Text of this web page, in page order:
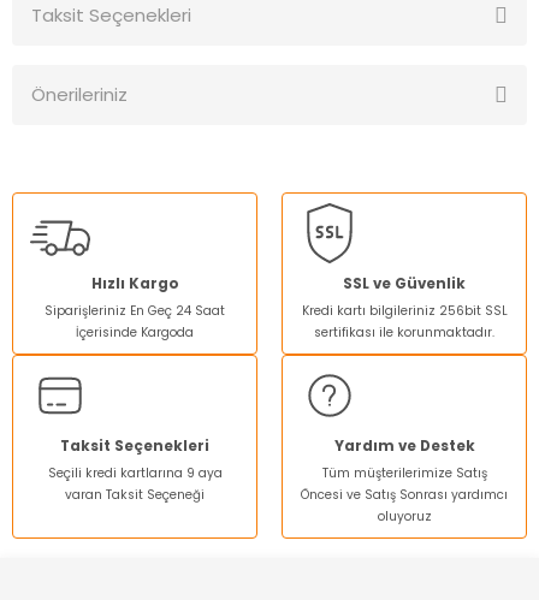
Taksit Seçenekleri
Önerileriniz
kullanarak tarafımıza iletebilirsiniz.
Görüş ve önerileriniz için teşekkür ederiz.
Ürün resmi kalitesiz, bozuk veya görüntülenemiyor.
Ürün açıklamasında eksik bilgiler bulunuyor.
Ürün bilgilerinde hatalar bulunuyor.
Ürün fiyatı diğer sitelerden daha pahalı.
Bu ürüne benzer farklı alternatifler olmalı.
Hızlı Kargo
Siparişleriniz En Geç 24 Saat
İçerisinde Kargoda
SSL ve Güvenlik
Kredi kartı bilgileriniz 256bit SSL
sertifikası ile korunmaktadır.
Taksit Seçenekleri
Seçili kredi kartlarına 9 aya
varan Taksit Seçeneği
Yardım ve Destek
Tüm müşterilerimize Satış
Öncesi ve Satış Sonrası yardımcı
oluyoruz